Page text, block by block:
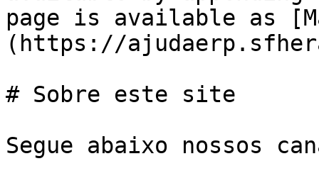
page is available as
(https://
# Sobre este site
Segue abaixo nossos